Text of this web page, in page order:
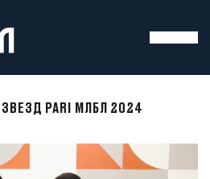
PARI МЛБЛ 2024